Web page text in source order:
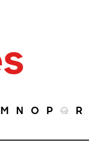
M N O P Q R